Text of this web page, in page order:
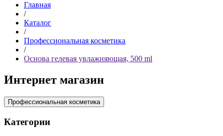
Главная
/
Каталог
/
Профессиональная косметика
/
Основа гелевая увлажняющая, 500 ml
Интернет магазин
Профессиональная косметика
Категории